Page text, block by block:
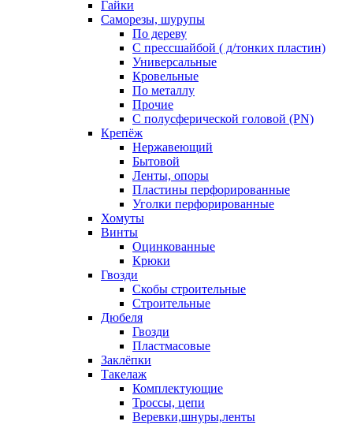
Гайки
Саморезы, шурупы
По дереву
С прессшайбой ( д/тонких пластин)
Универсальные
Кровельные
По металлу
Прочие
С полусферической головой (PN)
Крепёж
Нержавеющий
Бытовой
Ленты, опоры
Пластины перфорированные
Уголки перфорированные
Хомуты
Винты
Оцинкованные
Крюки
Гвозди
Скобы строительные
Строительные
Дюбеля
Гвозди
Пластмасовые
Заклёпки
Такелаж
Комплектующие
Троссы, цепи
Веревки,шнуры,ленты